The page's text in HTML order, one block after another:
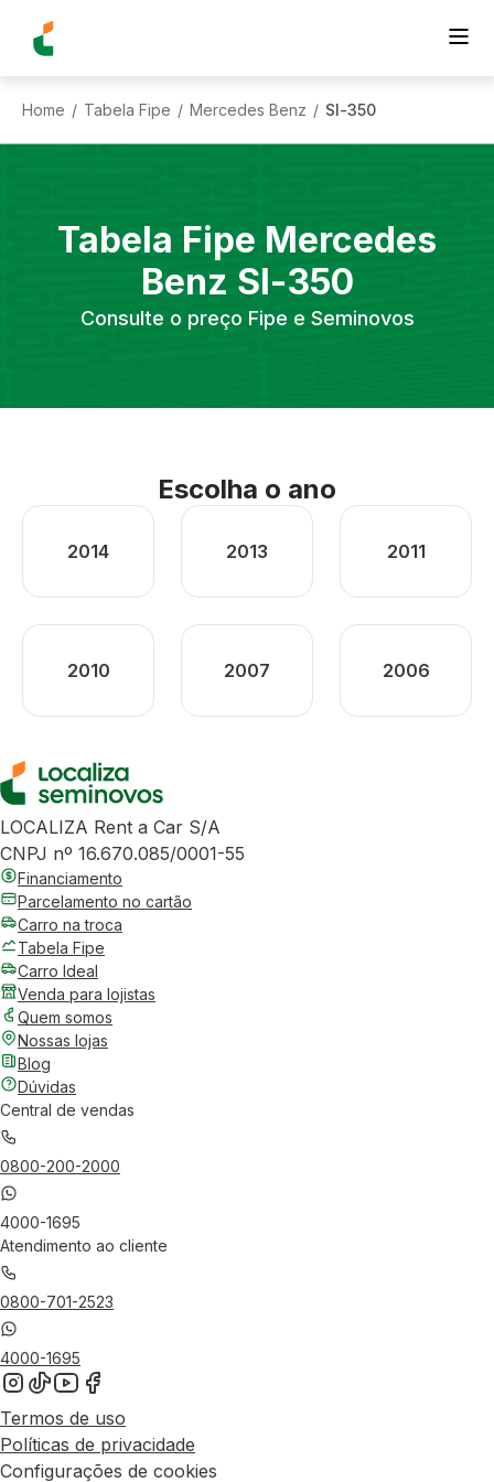
Home / Tabela Fipe / Mercedes Benz / Sl-350
Tabela Fipe Mercedes
Benz Sl-350
Consulte o preço Fipe e Seminovos
Escolha o ano
2014 2013 2011
2010 2007 2006
LOCALIZA Rent a Car S/A
CNPJ nº 16.670.085/0001-55
Financiamento
Parcelamento no cartão
Carro na troca
Tabela Fipe
Carro Ideal
Venda para lojistas
Quem somos
Nossas lojas
Blog
Dúvidas
Central de vendas
0800-200-2000
4000-1695
Atendimento ao cliente
0800-701-2523
4000-1695
Termos de uso
Políticas de privacidade
Configurações de cookies